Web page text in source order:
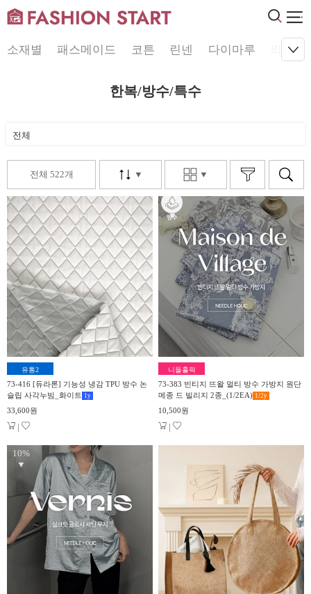
소재별 패스메이드 코튼 린넨 다이마루 의류원
한복/방수/특수
전체
전체 522개 ▼ ▼
유통2
73-416 [듀라론] 기능성 냉감 TPU 방수 논
슬립 사각누빔_화이트 1 y
33,600원
|
10%
▼
니들홀릭
73-383 빈티지 뜨왈 멀티 방수 가방지 원단
메종 드 빌리지 2종_(1/2EA) 1/2y
10,500원
|
10%
▼